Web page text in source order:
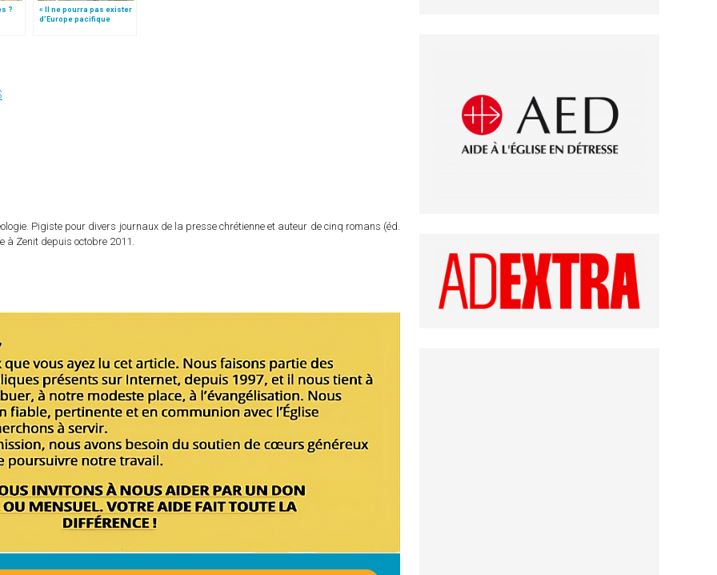
?
« Il ne pourra pas exister
d’Europe pacifique
Pigiste pour divers journaux de la presse chrétienne et auteur de cinq romans (éd.
Zenit depuis octobre 2011.